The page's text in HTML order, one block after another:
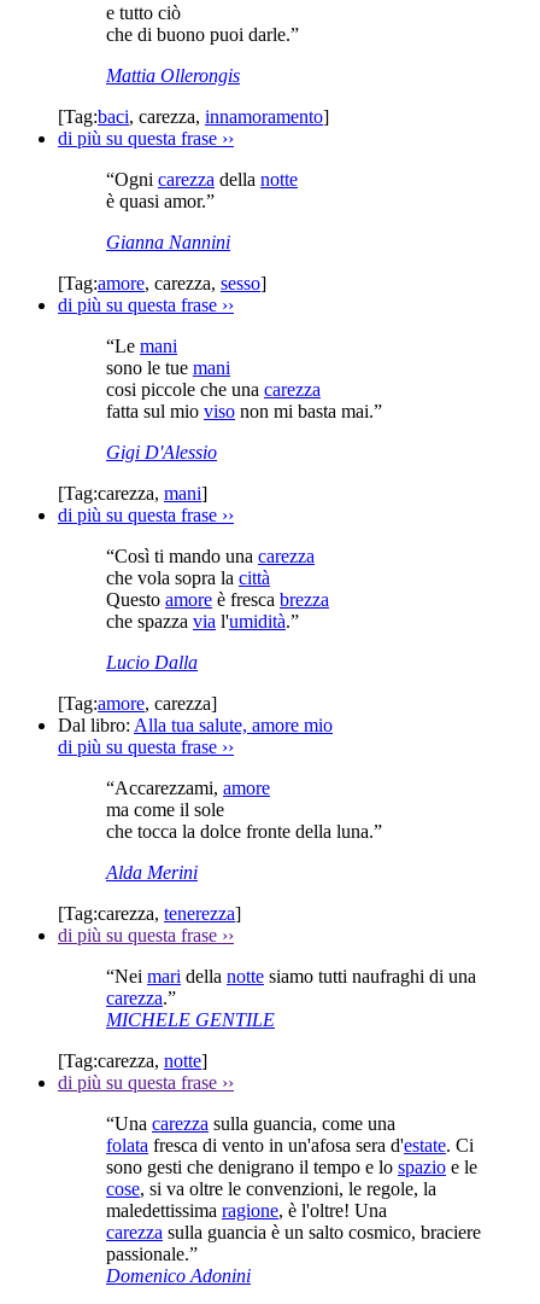
e tutto ciò
che di buono puoi darle.”
Mattia Ollerongis
[Tag:baci, carezza, innamoramento]
di più su questa frase ››
“Ogni carezza della notte
è quasi amor.”
Gianna Nannini
[Tag:amore, carezza, sesso]
di più su questa frase ››
“Le mani
sono le tue mani
cosi piccole che una carezza
fatta sul mio viso non mi basta mai.”
Gigi D'Alessio
[Tag:carezza, mani]
di più su questa frase ››
“Così ti mando una carezza
che vola sopra la città
Questo amore è fresca brezza
che spazza via l'umidità.”
Lucio Dalla
[Tag:amore, carezza]
Dal libro: Alla tua salute, amore mio
di più su questa frase ››
“Accarezzami, amore
ma come il sole
che tocca la dolce fronte della luna.”
Alda Merini
[Tag:carezza, tenerezza]
di più su questa frase ››
“Nei mari della notte siamo tutti naufraghi di una
carezza.”
MICHELE GENTILE
[Tag:carezza, notte]
di più su questa frase ››
“Una carezza sulla guancia, come una
folata fresca di vento in un'afosa sera d'estate. Ci
sono gesti che denigrano il tempo e lo spazio e le
cose, si va oltre le convenzioni, le regole, la
maledettissima ragione, è l'oltre! Una
carezza sulla guancia è un salto cosmico, braciere
passionale.”
Domenico Adonini